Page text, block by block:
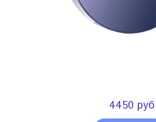
4450 руб